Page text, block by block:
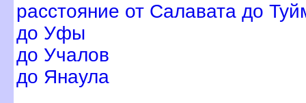
расстояние от Салавата до
до Уфы
до Учалов
до Янаула